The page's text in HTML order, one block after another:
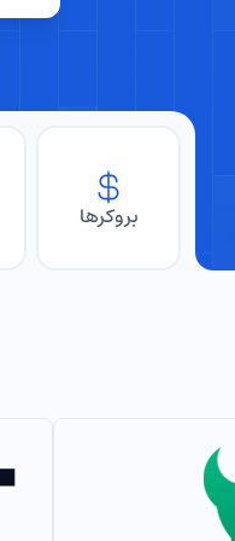
بروکرها